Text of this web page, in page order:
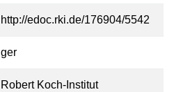
http://edoc.rki.de/176904/5542
ger
Robert Koch-Institut